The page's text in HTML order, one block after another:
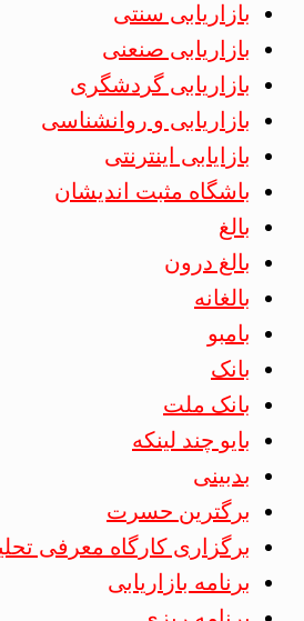
بازاریابی سنتی
بازاریابی صنعنی
بازاریابی گردشگری
بازاریابی و روانشناسی
بازایابی اینترنتی
باشگاه مثبت اندیشان
بالغ
بالغ درون
بالغانه
بامبو
بانک
بانک ملت
بایو چند لینکه
بدبینی
برگترین حسرت
برگزاری کارگاه معرفی
برنامه بازاریابی